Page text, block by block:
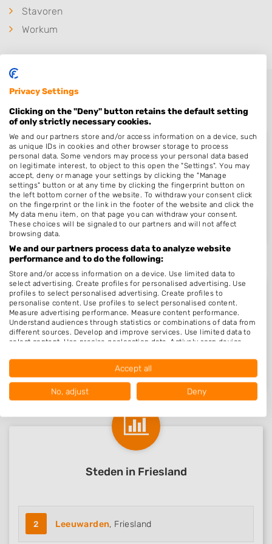
Stavoren
Workum
Nieuw in Koudum
Nog geen statistieken beschikbaar.
Beoordelingen Koudum
Nog geen statistieken beschikbaar.
Steden in Friesland
2 Leeuwarden, Friesland
Privacy Settings
Clicking on the "Deny" button retains the default setting
of only strictly necessary cookies.
We and our partners store and/or access information on a device, such
as unique IDs in cookies and other browser storage to process
personal data. Some vendors may process your personal data based
on legitimate interest, to object to this open the "Settings". You may
accept, deny or manage your settings by clicking the "Manage
settings" button or at any time by clicking the fingerprint button on
the left bottom corner of the website. To withdraw your consent click
on the fingerprint or the link in the footer of the website and click the
My data menu item, on that page you can withdraw your consent.
These choices will be signaled to our partners and will not affect
browsing data.
We and our partners process data to analyze website
performance and to do the following:
Store and/or access information on a device. Use limited data to
select advertising. Create profiles for personalised advertising. Use
profiles to select personalised advertising. Create profiles to
personalise content. Use profiles to select personalised content.
Measure advertising performance. Measure content performance.
Understand audiences through statistics or combinations of data from
different sources. Develop and improve services. Use limited data to
select content. Use precise geolocation data. Actively scan device
Data may be shared outside of the European Union and send to the
Your consent and the cookie policy applies solely to this website/app.
View Partner List (1016 IAB Vendors)
We use your data for the following purposes:
Store and/or access information on a device
Use limited data to select advertising
Use profiles to select personalised
advertising
Accept all
No, adjust Deny